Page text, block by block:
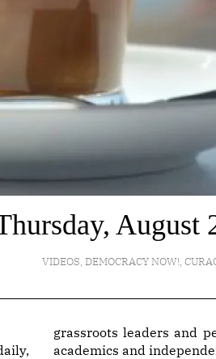
August
VIDEOS,DEMOCRACY NOW!,
grassroots leaders and
academics and